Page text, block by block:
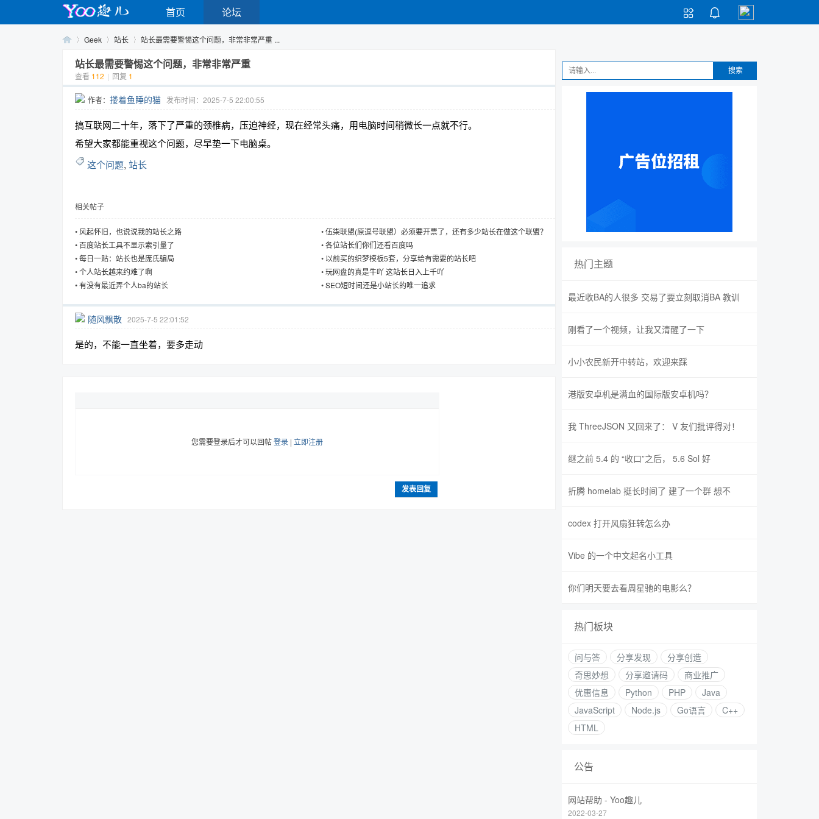


首页 论坛
Geek 站长 站长最需要警惕这个问题，非常非常严重 ...
站长最需要警惕这个问题，非常非常严重
查看 112 | 回复 1
作者： 搂着鱼睡的猫 发布时间：2025-7-5 22:00:55
搞互联网二十年，落下了严重的颈椎病，压迫神经，现在经常头痛，用电脑时间稍微长一点就不行。
希望大家都能重视这个问题，尽早垫一下电脑桌。
这个问题, 站长
相关帖子
• 风起怀旧，也说说我的站长之路 •伍柒联盟(原逗号联盟）必须要开票了，还有多少站长在做这个联盟？
•百度站长工具不显示索引量了 •各位站长们你们还看百度吗
•每日一贴：站长也是庞氏骗局 • 以前买的织梦模板5套，分享给有需要的站长吧
•个人站长越来约难了啊 •玩网盘的真是牛吖 这站长日入上千吖
•有没有最近弄个人ba的站长 •SEO短时间还是小站长的唯一追求
随风飘散 2025-7-5 22:01:52
是的，不能一直坐着，要多走动
您需要登录后才可以回帖登录 | 立即注册
发表回复
搜索
热门主题
最近收BA的人很多 交易了要立刻取消BA 教训
刚看了一个视频，让我又清醒了一下
小小农民新开中转站，欢迎来踩
港版安卓机是满血的国际版安卓机吗？
我 ThreeJSON 又回来了： V 友们批评得对！
继之前 5.4 的 “收口”之后， 5.6 Sol 好
折腾 homelab 挺长时间了 建了一个群 想不
codex 打开风扇狂转怎么办
Vibe 的一个中文起名小工具
你们明天要去看周星驰的电影么？
热门板块
问与答 分享发现
分享创造
奇思妙想
分享邀请码
商业推广
优惠信息
Python PHP
Java
JavaScript
Node.js Go语言
C++
HTML
公告
网站帮助 - Yoo趣儿
2022-03-27